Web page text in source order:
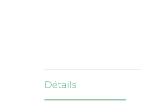
Détails